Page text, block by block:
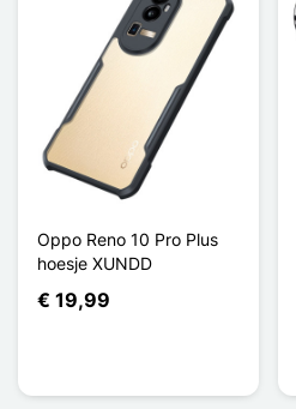
Oppo Reno 10 Pro Plus
hoesje XUNDD
€ 19,99